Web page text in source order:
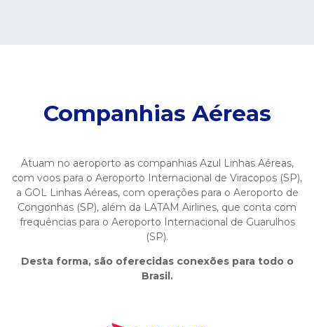
Companhias Aéreas
Atuam no aeroporto as companhias Azul Linhas Aéreas,
com voos para o Aeroporto Internacional de Viracopos (SP),
a GOL Linhas Aéreas, com operações para o Aeroporto de
Congonhas (SP), além da LATAM Airlines, que conta com
frequências para o Aeroporto Internacional de Guarulhos
(SP).
Desta forma, são oferecidas conexões para todo o
Brasil.